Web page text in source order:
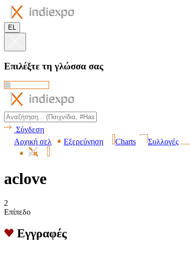
EL
Επιλέξτε τη γλώσσα σας
Σύνδεση
Αρχική σελ
Εξερεύνηση Charts Συλλογές
aclove
2
Επίπεδο
Εγγραφές